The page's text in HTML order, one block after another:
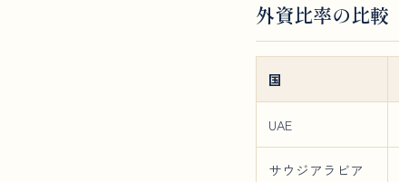
外資比率の比較
国
UAE
サウジアラビア